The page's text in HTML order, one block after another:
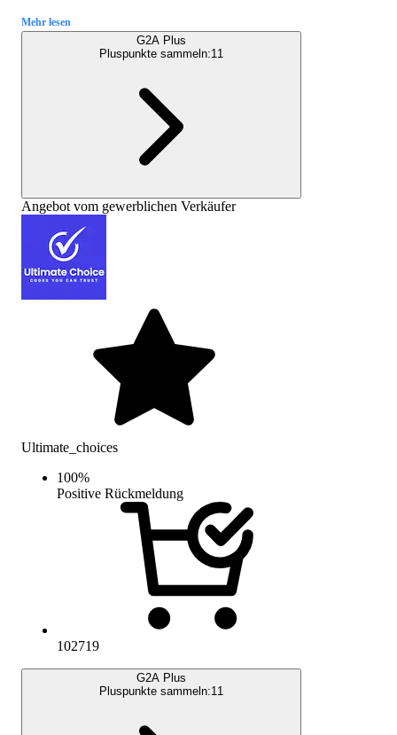
Mehr lesen
G2A Plus
Pluspunkte sammeln:11
Angebot vom gewerblichen Verkäufer
Ultimate_choices
100%
Positive Rückmeldung
102719
G2A Plus
Pluspunkte sammeln:11